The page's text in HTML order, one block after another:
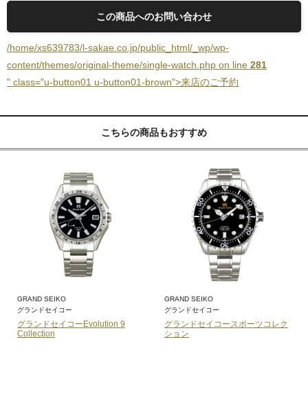
この商品へのお問い合わせ
/home/xs639783/l-sakae.co.jp/public_html/_wp/wp-
content/themes/original-theme/single-watch.php on line 281
" class="u-button01 u-button01-brown">来店のご予約
こちらの商品もおすすめ
GRAND SEIKO
グランドセイコー
グランドセイコーEvolution 9
Collection
GRAND SEIKO
グランドセイコー
グランドセイコースポーツコレク
ション